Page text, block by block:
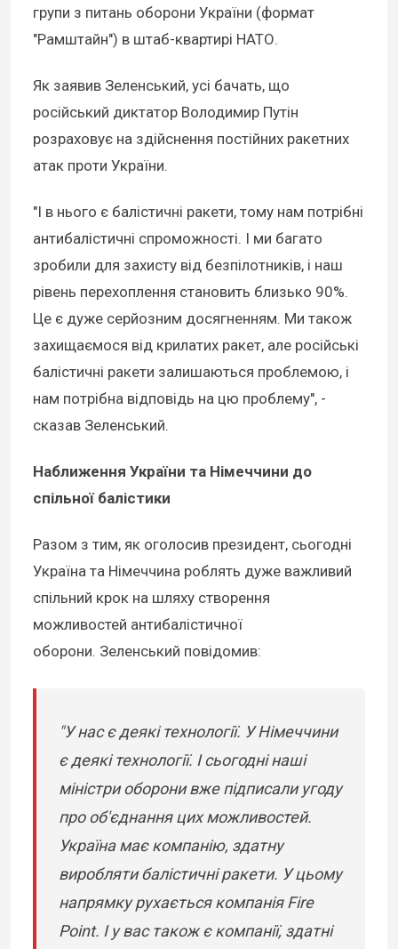
групи з питань оборони України (формат
"Рамштайн") в штаб-квартирі НАТО.
Як заявив Зеленський, усі бачать, що
російський диктатор Володимир Путін
розраховує на здійснення постійних ракетних
атак проти України.
"І в нього є балістичні ракети, тому нам потрібні
антибалістичні спроможності. І ми багато
зробили для захисту від безпілотників, і наш
рівень перехоплення становить близько 90%.
Це є дуже серйозним досягненням. Ми також
захищаємося від крилатих ракет, але російські
балістичні ракети залишаються проблемою, і
нам потрібна відповідь на цю проблему", -
сказав Зеленський.
Наближення України та Німеччини до
спільної балістики
Разом з тим, як оголосив президент, сьогодні
Україна та Німеччина роблять дуже важливий
спільний крок на шляху створення
можливостей антибалістичної
оборони. Зеленський повідомив:
"У нас є деякі технології. У Німеччини
є деякі технології. І сьогодні наші
міністри оборони вже підписали угоду
про об'єднання цих можливостей.
Україна має компанію, здатну
виробляти балістичні ракети. У цьому
напрямку рухається компанія Fire
Point. І у вас також є компанії, здатні